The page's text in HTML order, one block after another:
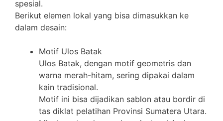
spesial.
Berikut elemen lokal yang bisa dimasukkan ke
dalam desain:
Motif Ulos Batak
Ulos Batak, dengan motif geometris dan
warna merah-hitam, sering dipakai dalam
kain tradisional.
Motif ini bisa dijadikan sablon atau bordir di
tas diklat pelatihan Provinsi Sumatera Utara.